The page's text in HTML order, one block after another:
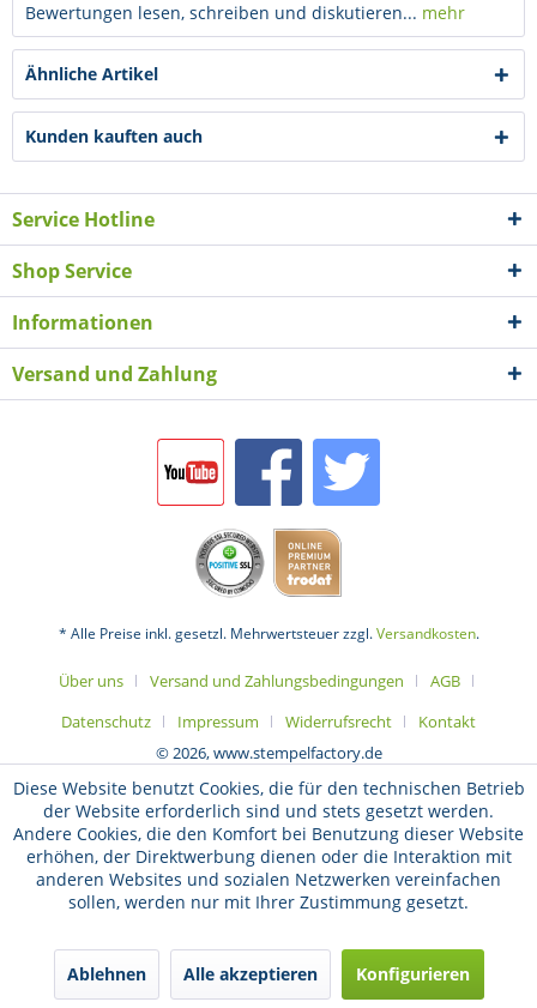
Bewertungen lesen, schreiben und diskutieren... mehr
Ähnliche Artikel
Kunden kauften auch
Service Hotline
Shop Service
Informationen
Versand und Zahlung
* Alle Preise inkl. gesetzl. Mehrwertsteuer zzgl.Versandkosten.
Über uns Versand und Zahlungsbedingungen
AGB
Datenschutz
Impressum Widerrufsrecht
Kontakt
© 2026, www.stempelfactory.de
Diese Website benutzt Cookies, die für den technischen Betrieb
der Website erforderlich sind und stets gesetzt werden.
Andere Cookies, die den Komfort bei Benutzung dieser Website
erhöhen, der Direktwerbung dienen oder die Interaktion mit
anderen Websites und sozialen Netzwerken vereinfachen
sollen, werden nur mit Ihrer Zustimmung gesetzt.
Ablehnen Alle akzeptieren Konfigurieren